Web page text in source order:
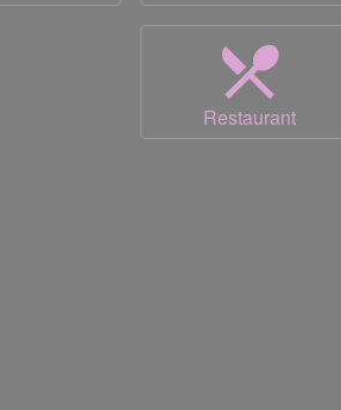
Restaurant